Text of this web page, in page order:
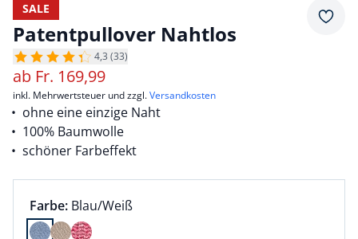
SALE
Patentpullover Nahtlos
4,3 (33)
ab Fr. 169,99
inkl. Mehrwertsteuer und zzgl.Versandkosten
ohne eine einzige Naht
100% Baumwolle
schöner Farbeffekt
Farbauswahl:
Farbe: aktuell ausgewählt:
Blau/Weiß
Farbe Blau/Weiß ausgewählt